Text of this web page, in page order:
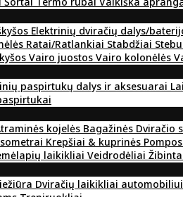
Elektrinių dviračių dalys/
Ratai/Ratlankiai Stabdžiai
Vairo juostos Vairo kolonėlės
paspirtukų dalys ir aksesuarai
kojelės Bagažinės Dviračio
Krepšiai & kuprinės Pompos
laikikliai Veidrodėliai
Dviračių laikikliai automobiliui